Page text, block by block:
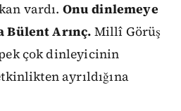
vardı. Onu dinlemeye
Bülent Arınç. Millî Görüş
çok dinleyicinin
ayrıldığına